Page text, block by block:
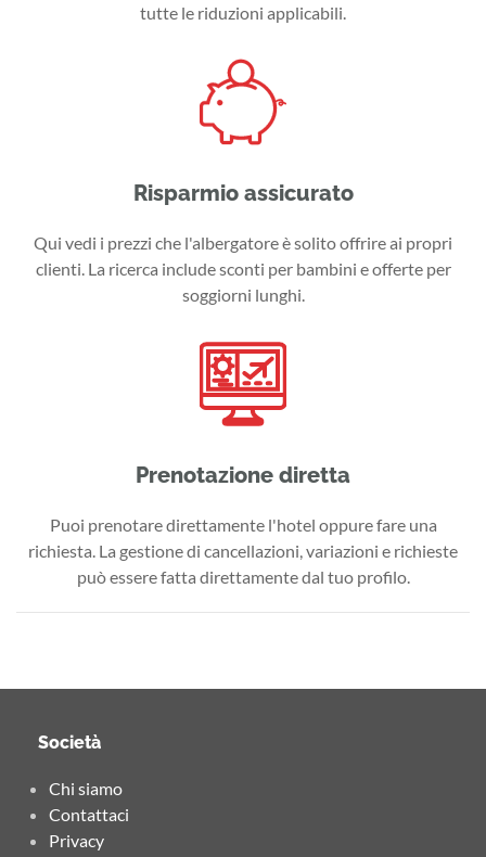
tutte le riduzioni applicabili.
Risparmio assicurato
Qui vedi i prezzi che l'albergatore è solito offrire ai propri
clienti. La ricerca include sconti per bambini e offerte per
soggiorni lunghi.
Prenotazione diretta
Puoi prenotare direttamente l'hotel oppure fare una
richiesta. La gestione di cancellazioni, variazioni e richieste
può essere fatta direttamente dal tuo profilo.
Società
Chi siamo
Contattaci
Privacy